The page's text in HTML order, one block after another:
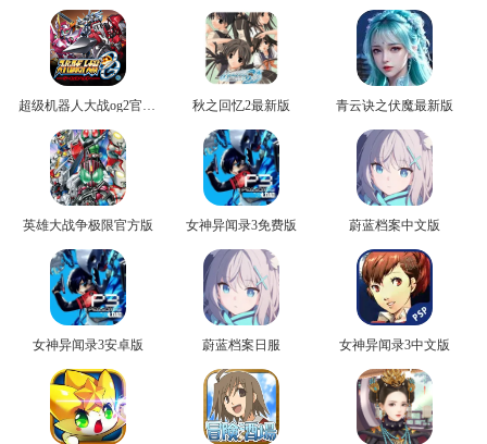
秋之回忆2最新版 青云诀之伏魔最新版
英雄大战争极限官方版 女神异闻录3免费版 蔚蓝档案中文版
女神异闻录3安卓版 蔚蓝档案日服 女神异闻录3中文版